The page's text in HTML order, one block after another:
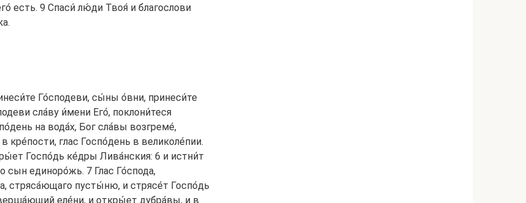
есть. 9 Спаси́ лю́ди Твоя́ и благослови
Го́сподеви, сы́ны о́вни, принеси́те
сла́ву и́мени Его́, поклони́теся
на вода́х, Бог сла́вы возгреме́,
кре́пости, глас Госпо́день в великоле́пии.
Госпо́дь ке́дры Лива́нския: 6 и истни́т
сын единоро́жь. 7 Глас Го́спода,
стряса́ющаго пусты́ню, и стрясе́т Госпо́дь
еле́ни, и откры́ет дубра́вы, и в